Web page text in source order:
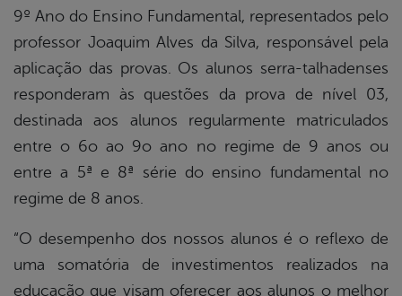
9º Ano do Ensino Fundamental, representados pelo
professor Joaquim Alves da Silva, responsável pela
aplicação das provas. Os alunos serra-talhadenses
responderam às questões da prova de nível 03,
destinada aos alunos regularmente matriculados
entre o 6o ao 9o ano no regime de 9 anos ou
entre a 5ª e 8ª série do ensino fundamental no
regime de 8 anos.
“O desempenho dos nossos alunos é o reflexo de
uma somatória de investimentos realizados na
educação que visam oferecer aos alunos o melhor